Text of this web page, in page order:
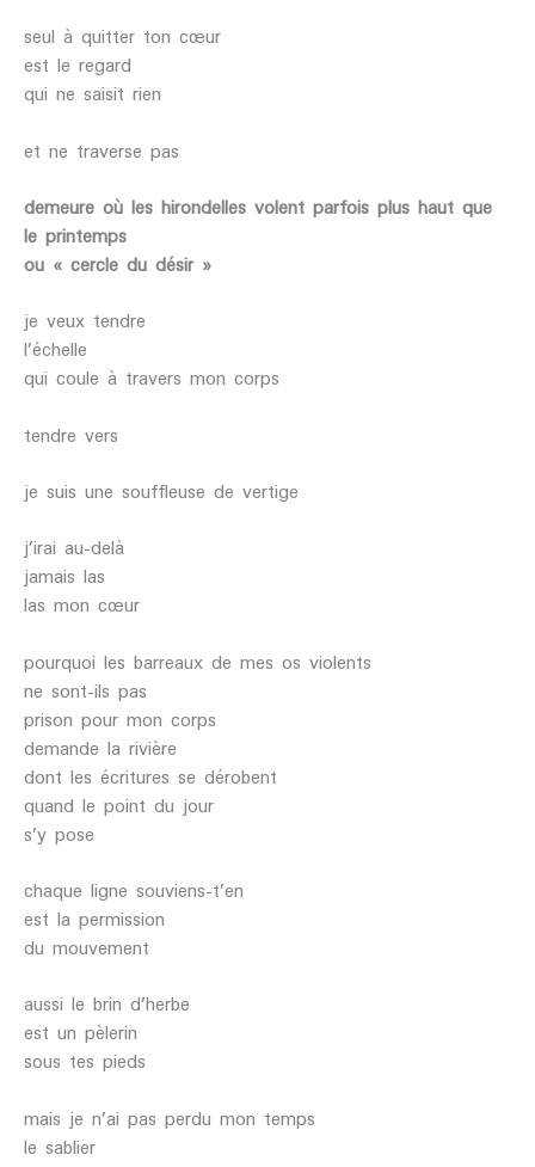
seul à quitter ton cœur
est le regard
qui ne saisit rien
et ne traverse pas
demeure où les hirondelles volent parfois plus haut que
le printemps
ou « cercle du désir »
je veux tendre
l’échelle
qui coule à travers mon corps
tendre vers
je suis une souffleuse de vertige
j’irai au-delà
jamais las
las mon cœur
pourquoi les barreaux de mes os violents
ne sont-ils pas
prison pour mon corps
demande la rivière
dont les écritures se dérobent
quand le point du jour
s’y pose
chaque ligne souviens-t’en
est la permission
du mouvement
aussi le brin d’herbe
est un pèlerin
sous tes pieds
mais je n’ai pas perdu mon temps
le sablier